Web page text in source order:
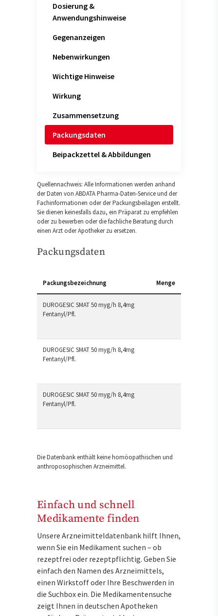
Dosierung &
Anwendungshinweise
Gegenanzeigen
Nebenwirkungen
Wichtige Hinweise
Wirkung
Zusammensetzung
Packungsdaten
Beipackzettel & Abbildungen
Quellennachweis: Alle Informationen werden anhand
der Daten von ABDATA Pharma-Daten-Service und der
Fachinformationen oder der Packungsbeilagen erstellt.
Sie dienen keinesfalls dazu, ein Präparat zu empfehlen
oder zu bewerben oder die fachliche Beratung durch
einen Arzt oder Apotheker zu ersetzen.
Packungsdaten
Packungsbezeichnung Menge
DUROGESIC SMAT 50 myg/h 8,4mg
Fentanyl/Pfl.
DUROGESIC SMAT 50 myg/h 8,4mg
Fentanyl/Pfl.
DUROGESIC SMAT 50 myg/h 8,4mg
Fentanyl/Pfl.
Die Datenbank enthält keine homöopathischen und
anthroposophischen Arzneimittel.
Einfach und schnell
Medikamente finden
Unsere Arzneimitteldatenbank hilft Ihnen,
wenn Sie ein Medikament suchen – ob
rezeptfrei oder rezeptpflichtig. Geben Sie
einfach den Namen des Arzneimittels,
einen Wirkstoff oder Ihre Beschwerden in
die Suchbox ein. Die Medikamentensuche
zeigt Ihnen in deutschen Apotheken